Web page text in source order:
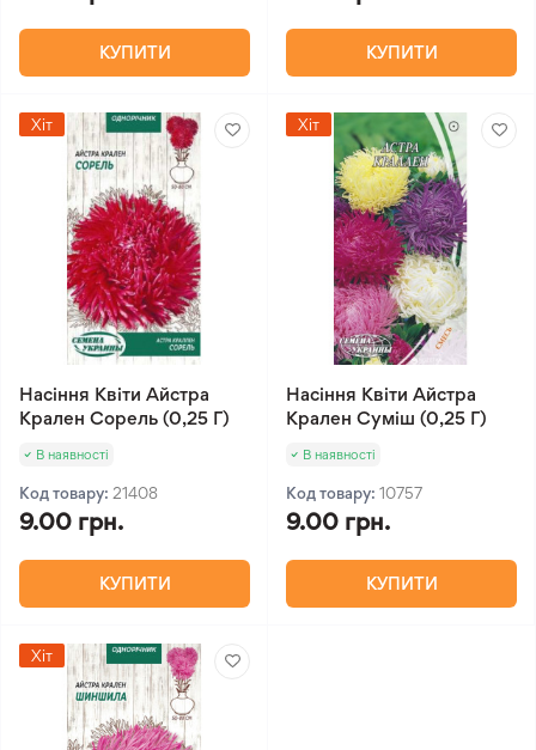
КУПИТИ КУПИТИ
Хіт
Насіння Квіти Айстра
Крален Сорель (0,25 Г)
В наявності
Код товару: 21408
9.00 грн.
КУПИТИ
Хіт
Насіння Квіти Айстра
Крален Суміш (0,25 Г)
В наявності
Код товару: 10757
9.00 грн.
КУПИТИ
Хіт